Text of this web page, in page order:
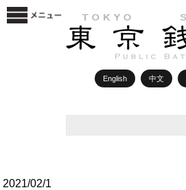
English 中文
2021/02/1